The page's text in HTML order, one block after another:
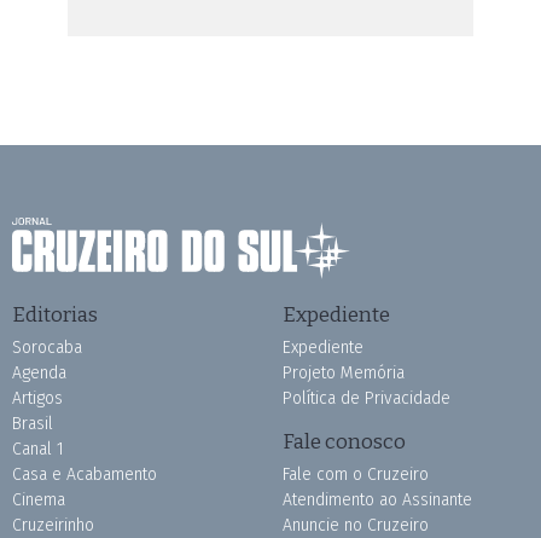
Editorias
Sorocaba
Agenda
Artigos
Brasil
Canal 1
Casa e Acabamento
Cinema
Cruzeirinho
Expediente
Expediente
Projeto Memória
Política de Privacidade
Fale conosco
Fale com o Cruzeiro
Atendimento ao Assinante
Anuncie no Cruzeiro